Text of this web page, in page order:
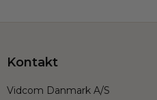
Kontakt
Vidcom Danmark A/S